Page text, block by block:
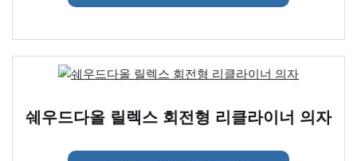
쉐우드다올 릴렉스 회전형 리클라이너 의자